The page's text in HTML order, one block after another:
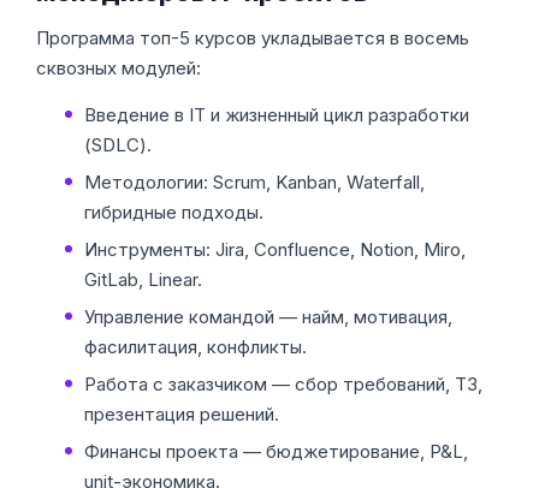
Программа топ-5 курсов укладывается в восемь
сквозных модулей:
Введение в IT и жизненный цикл разработки
(SDLC).
Методологии: Scrum, Kanban, Waterfall,
гибридные подходы.
Инструменты: Jira, Confluence, Notion, Miro,
GitLab, Linear.
Управление командой — найм, мотивация,
фасилитация, конфликты.
Работа с заказчиком — сбор требований, ТЗ,
презентация решений.
Финансы проекта — бюджетирование, P&L,
unit-экономика.